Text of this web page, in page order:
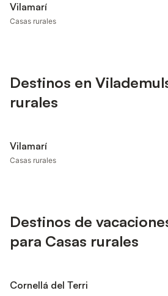
Vilamarí
Casas rurales
Destinos en
rurales
Vilamarí
Casas rurales
Destinos de
para Casas rurales
Cornellá del Terri